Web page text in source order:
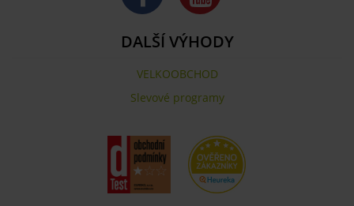
DALŠÍ VÝHODY
VELKOOBCHOD
Slevové programy